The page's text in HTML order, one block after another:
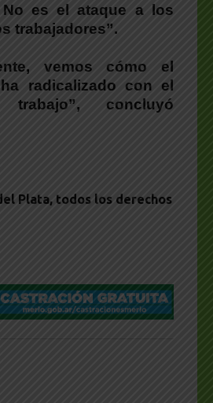
No es el ataque a los
trabajadores”.
vemos cómo el
radicalizado con el
concluyó
Plata, todos los derechos